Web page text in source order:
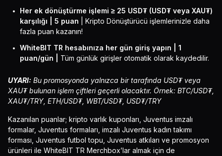
Her ek dönüştürme işlemi ≥ 25 USD₮ (USD₮ veya XAU₮)
karşılığı | 5 puan | Kripto Dönüştürücü işlemlerinizle daha
fazla puan kazanın!
WhiteBIT TR hesabınıza her gün giriş yapın | 1
puan/gün |
Tüm günlük girişler otomatik olarak kaydedilir.
UYARI: Bu promosyonda yalnızca bir tarafında USD₮ veya
XAU₮ bulunan işlem çiftleri geçerli olacaktır. Örnek: BTC/USD₮,
XAU₮/TRY, ETH/USD₮, WBT/USD₮, USD₮/TRY
Kazanılan puanlar; kripto varlık kuponları, Juventus imzalı
formalar, Juventus formaları, imzalı Juventus kadın takımı
forması, Juventus futbol topu, Juventus atkıları ve promosyon
ürünleri ile WhiteBIT TR Merchbox’lar almak için de